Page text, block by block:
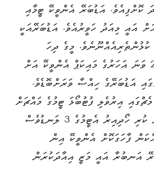
ކޮށްފިއެވެ. އަޑުބަރޭ އެންވީކޭ ޓީމާއި
އައީ މިއަދު ހަވީރުއެވެ. އަޑުބަރޭއަކީ
މީގެ ދިހަ
އަހަރުކުރިން 2012 ވަނަ އަހަރުގެ މައިކަޕް އެންވީކޭ އަށް
އަޑުބަރޭގެ ހިއްސާ ވަރަށްބޮޑެވެ.
އިރުވެލި ފުޓުބޯޅަ ޓީމުގެ މައްޗަށް
އެންވީކޭ 0-3 އިން ކުރި ހޯދިއިރު އެޓީމުގެ 3 ލަނޑުވެސް
ފާހަގަކޮށް އެންވީކޭ އިން
އަނބުރާ އައީ މަޒީ އިއާދަކުރަން